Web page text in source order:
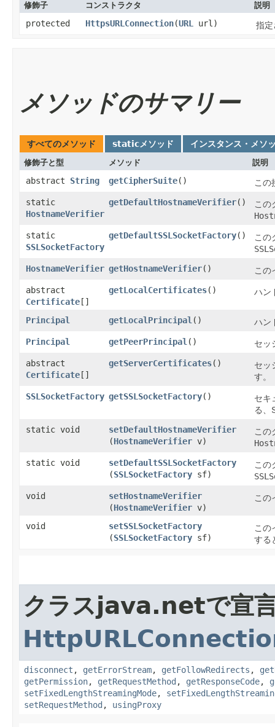
修飾子 コンストラクタ 説明
protected HttpsURLConnection​(URL url) 指
メソッドのサマリー
すべてのメソッド staticメソッド インスタンス・メソ
修飾子と型 メソッド 説明
abstract String getCipherSuite()
この
static
HostnameVerifier
getDefaultHostnameVerifier()
この
static
SSLSocketFactory
getDefaultSSLSocketFactory()
この
HostnameVerifier getHostnameVerifier()
この
abstract
Certificate[]
getLocalCertificates() ハン
Principal getLocalPrincipal ()
ハン
Principal
getPeerPrincipal ()
セッ
abstract
Certificate[]
getServerCertificates()
セッ
す。
SSLSocketFactory getSSLSocketFactory()
セキ
る、
static void
setDefaultHostnameVerifier
(HostnameVerifier v)
この
static void
setDefaultSSLSocketFactory
(SSLSocketFactory sf)
この
void
setHostnameVerifier
(HostnameVerifier v)
この
void setSSLSocketFactory
(SSLSocketFactory sf)
この
する
クラスjava.netで宣
disconnect , getErrorStream, getFollowRedirects ,
getPermission, getRequestMethod , getResponseCode,
setFixedLengthStreamingMode,
setRequestMethod , usingProxy